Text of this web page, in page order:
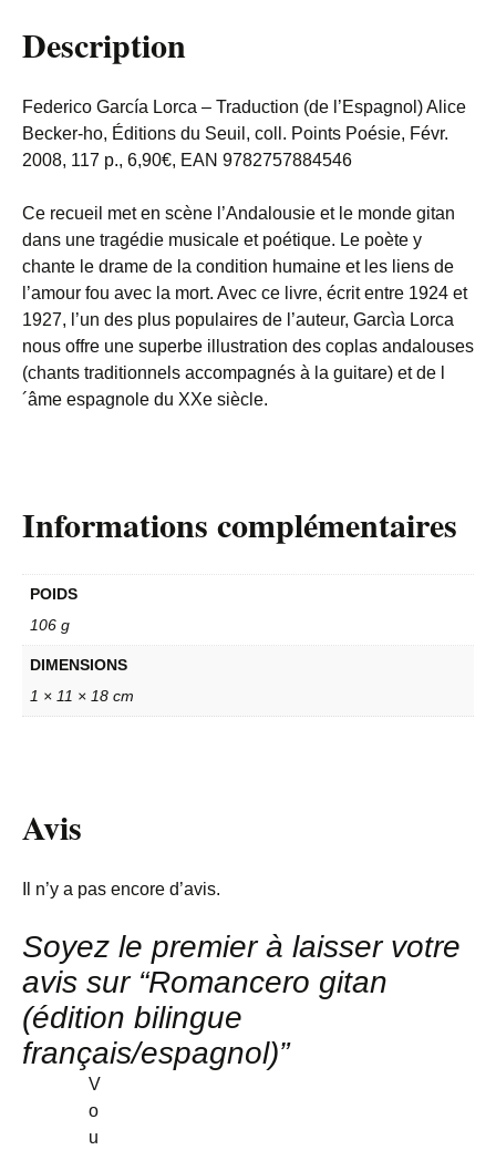
Description
Federico García Lorca – Traduction (de l’Espagnol) Alice
Becker-ho, Éditions du Seuil, coll. Points Poésie, Févr.
2008, 117 p., 6,90€, EAN 9782757884546
Ce recueil met en scène l’Andalousie et le monde gitan
dans une tragédie musicale et poétique. Le poète y
chante le drame de la condition humaine et les liens de
l’amour fou avec la mort. Avec ce livre, écrit entre 1924 et
1927, l’un des plus populaires de l’auteur, Garcìa Lorca
nous offre une superbe illustration des coplas andalouses
(chants traditionnels accompagnés à la guitare) et de l
´âme espagnole du XXe siècle.
Informations complémentaires
POIDS
106 g
DIMENSIONS
1 × 11 × 18 cm
Avis
Il n’y a pas encore d’avis.
Soyez le premier à laisser votre
avis sur “Romancero gitan
(édition bilingue
français/espagnol)”
V
o
u